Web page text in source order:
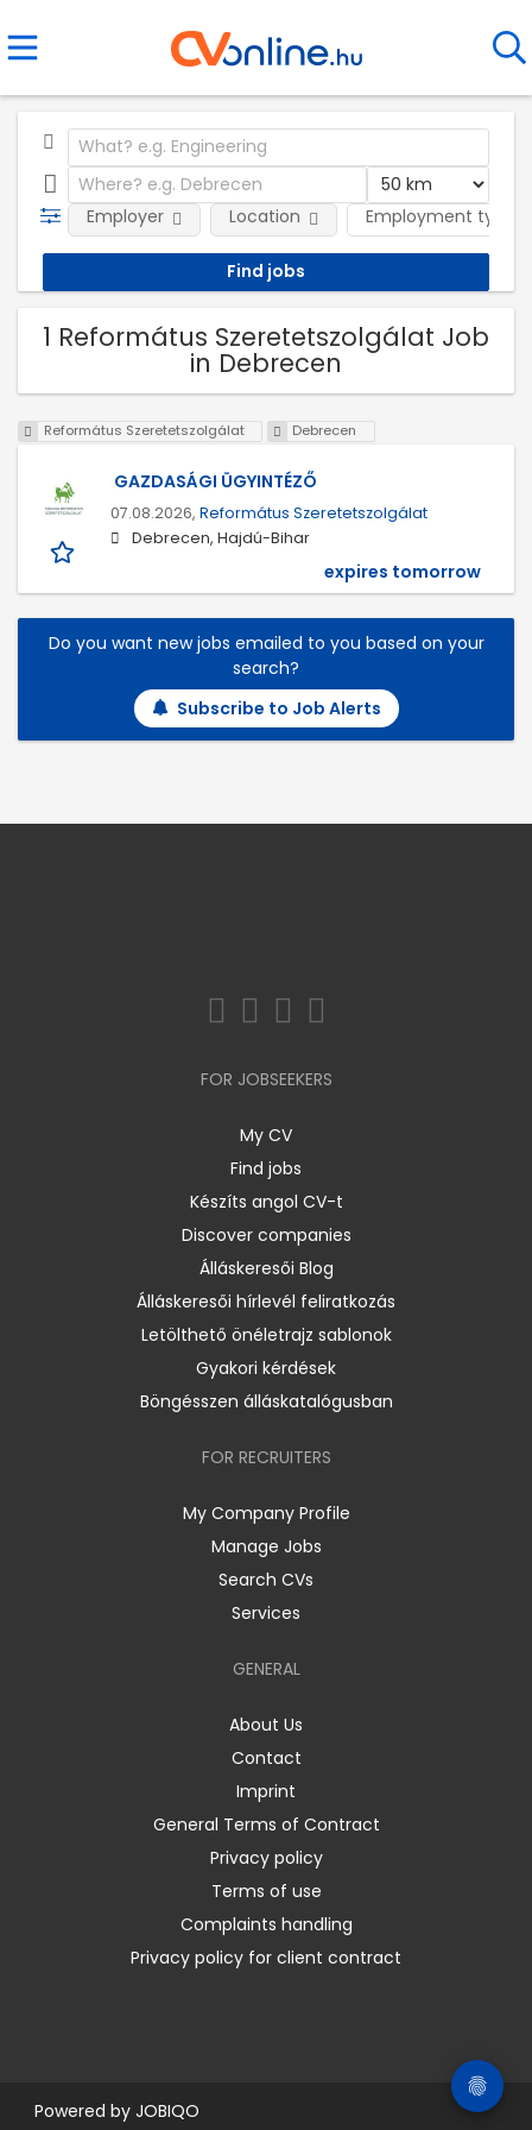
Employment type
Employer Location
1 Református Szeretetszolgálat Job
in Debrecen
Református Szeretetszolgálat Debrecen
GAZDASÁGI ÜGYINTÉZŐ
07.08.2026, Református Szeretetszolgálat
Debrecen, Hajdú-Bihar
expires tomorrow
Do you want new jobs emailed to you based on your
search?
Subscribe to Job Alerts
FOR JOBSEEKERS
My CV
Find jobs
Készíts angol CV-t
Discover companies
Álláskeresői Blog
Álláskeresői hírlevél feliratkozás
Letölthető önéletrajz sablonok
Gyakori kérdések
Böngésszen álláskatalógusban
FOR RECRUITERS
My Company Profile
Manage Jobs
Search CVs
Services
GENERAL
About Us
Contact
Imprint
General Terms of Contract
Privacy policy
Terms of use
Complaints handling
Privacy policy for client contract
Powered by JOBIQO